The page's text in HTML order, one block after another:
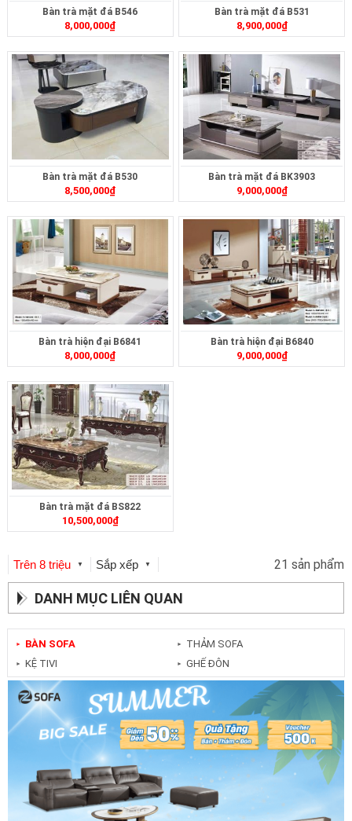
Bàn trà mặt đá B546
8,000,000₫
Bàn trà mặt đá B531
8,900,000₫
Bàn trà mặt đá B530
8,500,000₫
Bàn trà mặt đá BK3903
9,000,000₫
Bàn trà hiện đại B6841
8,000,000₫
Bàn trà hiện đại B6840
9,000,000₫
Bàn trà mặt đá BS822
10,500,000₫
Trên 8 triệu ▼ Sắp xếp ▼ 21 sản phẩm
DANH MỤC LIÊN QUAN
► BÀN SOFA
► KỆ TIVI
► THẢM SOFA
► GHẾ ĐÔN